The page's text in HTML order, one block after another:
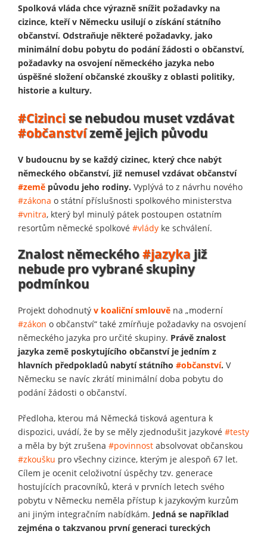
Spolková vláda chce výrazně snížit požadavky na
cizince, kteří v Německu usilují o získání státního
občanství. Odstraňuje některé požadavky, jako
minimální dobu pobytu do podání žádosti o občanství,
požadavky na osvojení německého jazyka nebo
úspěšné složení občanské zkoušky z oblasti politiky,
historie a kultury.
#Cizinci se nebudou muset vzdávat
#občanstvízemě jejich původu
V budoucnu by se každý cizinec, který chce nabýt
německého občanství, již nemusel vzdávat občanství
#země původu jeho rodiny. Vyplývá to z návrhu nového
#zákona o státní příslušnosti spolkového ministerstva
#vnitra, který byl minulý pátek postoupen ostatním
resortům německé spolkové #vlády ke schválení.
Znalost německého#jazyka již
nebude pro vybrané skupiny
podmínkou
Projekt dohodnutý v koaliční smlouvě na „moderní
#zákon o občanství“ také zmírňuje požadavky na osvojení
německého jazyka pro určité skupiny. Právě znalost
jazyka země poskytujícího občanství je jedním z
hlavních předpokladů nabytí státního #občanství. V
Německu se navíc zkrátí minimální doba pobytu do
podání žádosti o občanství.
Předloha, kterou má Německá tisková agentura k
dispozici, uvádí, že by se měly zjednodušit jazykové #testy
a měla by být zrušena #povinnost absolvovat občanskou
#zkoušku pro všechny cizince, kterým je alespoň 67 let.
Cílem je ocenit celoživotní úspěchy tzv. generace
hostujících pracovníků, která v prvních letech svého
pobytu v Německu neměla přístup k jazykovým kurzům
ani jiným integračním nabídkám. Jedná se například
zejména o takzvanou první generaci tureckých